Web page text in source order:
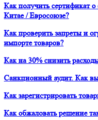
Как получить сертификат
Китае / Евросоюзе?
Как проверить запреты и
импорте товаров?
Как на 30% снизить
Санкционный аудит. Как
Как зарегистрировать
Как обжаловать решение